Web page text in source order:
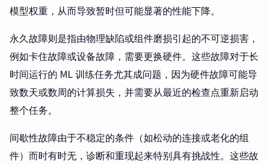
模型权重，从而导致暂时但可能显著的性能下降。
永久故障则是指由物理缺陷或组件磨损引起的不可逆损害，
例如卡住故障或设备故障，需要更换硬件。这些故障对于长
时间运行的 ML 训练任务尤其成问题，因为硬件故障可能导
致数天或数周的计算损失，并需要从最近的检查点重新启动
整个任务。
间歇性故障由于不稳定的条件（如松动的连接或老化的组
件）而时有时无，诊断和重现起来特别具有挑战性。这些故